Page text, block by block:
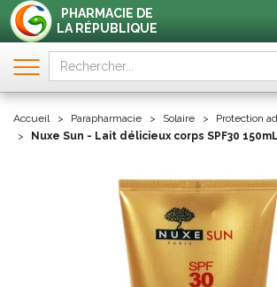
PHARMACIE DE
LA RÉPUBLIQUE
Accueil Parapharmacie Solaire
Protection
Nuxe Sun - Lait délicieux corps SPF30 150mL